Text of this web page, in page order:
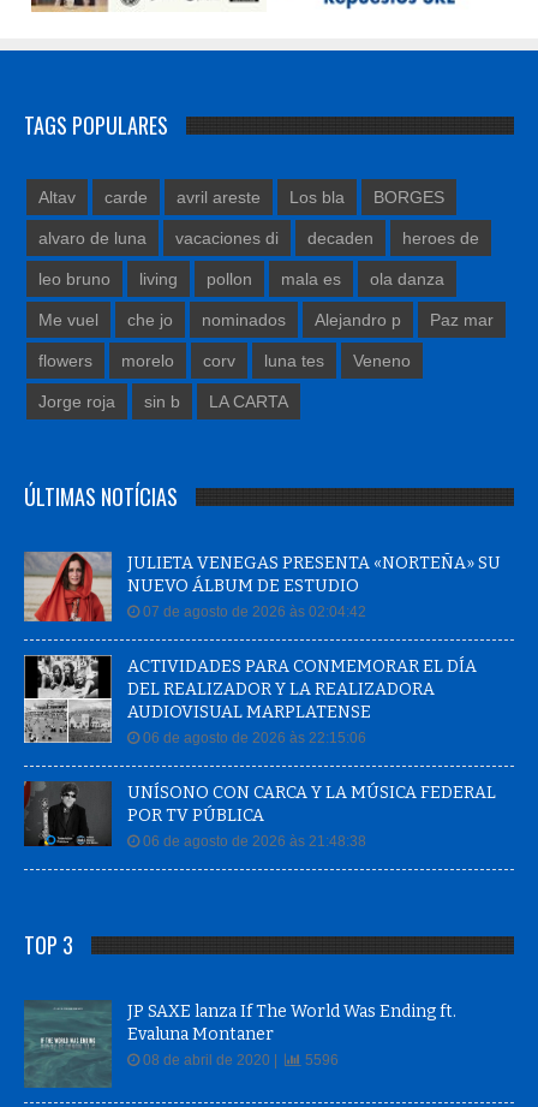
TAGS POPULARES
Altav carde avril areste Los bla BORGES
alvaro de luna vacaciones di decaden heroes de
leo bruno living pollon mala es ola danza
Me vuel che jo nominados Alejandro p Paz mar
flowers morelo corv luna tes Veneno
Jorge roja sin b LA CARTA
ÚLTIMAS NOTÍCIAS
JULIETA VENEGAS PRESENTA «NORTEÑA» SU
NUEVO ÁLBUM DE ESTUDIO
07 de agosto de 2026 às 02:04:42
ACTIVIDADES PARA CONMEMORAR EL DÍA
DEL REALIZADOR Y LA REALIZADORA
AUDIOVISUAL MARPLATENSE
06 de agosto de 2026 às 22:15:06
UNÍSONO CON CARCA Y LA MÚSICA FEDERAL
POR TV PÚBLICA
06 de agosto de 2026 às 21:48:38
TOP 3
JP SAXE lanza If The World Was Ending ft.
Evaluna Montaner
08 de abril de 2020 | 5596